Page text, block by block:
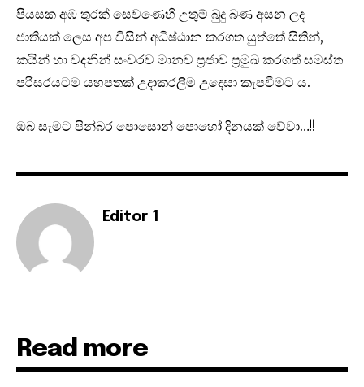
පියසක අඹ තුරක් සෙ‍වණෙහි උතුම් බුදු බණ අසන ලද
ජාතියක් ලෙස අප විසින් අධිෂ්ඨාන කරගත යුත්තේ සිතින්,
කයින් හා වදනින් සංවරව මානව ප්‍රජාව ප්‍රමුඛ කරගත් සමස්ත
පරිසරයටම යහපතක් උදාකරලීම උදෙසා කැපවීමට ය.
ඔබ සැමට පින්බර පොසොන් පොහෝ දිනයක් වේවා…!!
Editor 1
Read more